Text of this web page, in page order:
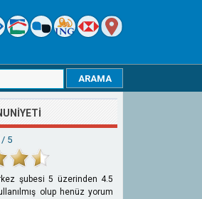
/ 5
şubesi 5 üzerinden 4.5
olup henüz yorum